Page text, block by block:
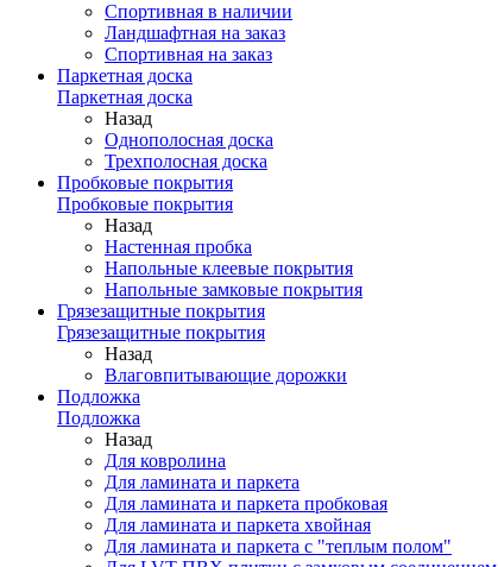
Спортивная в наличии
Ландшафтная на заказ
Спортивная на заказ
Паркетная доска
Паркетная доска
Назад
Однополосная доска
Трехполосная доска
Пробковые покрытия
Пробковые покрытия
Назад
Настенная пробка
Напольные клеевые покрытия
Напольные замковые покрытия
Грязезащитные покрытия
Грязезащитные покрытия
Назад
Влаговпитывающие дорожки
Подложка
Подложка
Назад
Для ковролина
Для ламината и паркета
Для ламината и паркета пробковая
Для ламината и паркета хвойная
Для ламината и паркета с "теплым полом"